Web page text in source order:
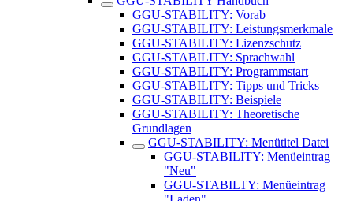
GGU-STABILITY: Vorab
GGU-STABILITY: Leistungsmerkmale
GGU-STABILITY: Lizenzschutz
GGU-STABILITY: Sprachwahl
GGU-STABILITY: Programmstart
GGU-STABILITY: Tipps und Tricks
GGU-STABILITY: Beispiele
GGU-STABILITY: Theoretische
Grundlagen
GGU-STABILITY: Menütitel Datei
GGU-STABILITY: Menüeintrag
"Neu"
GGU-STABILTY: Menüeintrag